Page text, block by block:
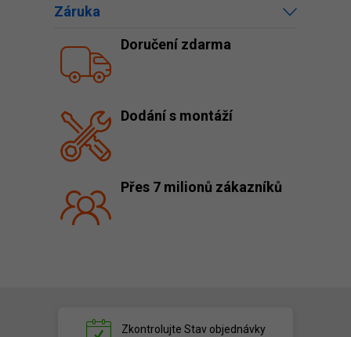
Záruka
Doručení zdarma
Dodání s montáží
Přes 7 milionů zákazníků
Zkontrolujte Stav objednávky